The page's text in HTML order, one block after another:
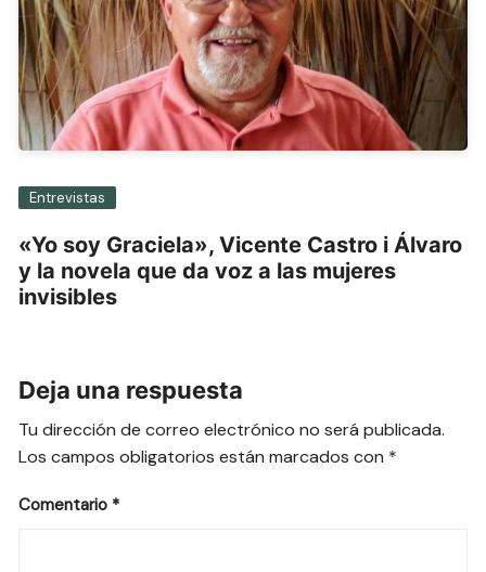
Entrevistas
«Yo soy Graciela», Vicente Castro i Álvaro
y la novela que da voz a las mujeres
invisibles
Deja una respuesta
Tu dirección de correo electrónico no será publicada.
Los campos obligatorios están marcados con *
Comentario *